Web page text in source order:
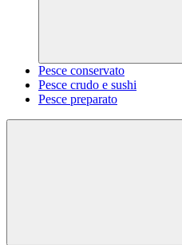
Pesce conservato
Pesce crudo e sushi
Pesce preparato